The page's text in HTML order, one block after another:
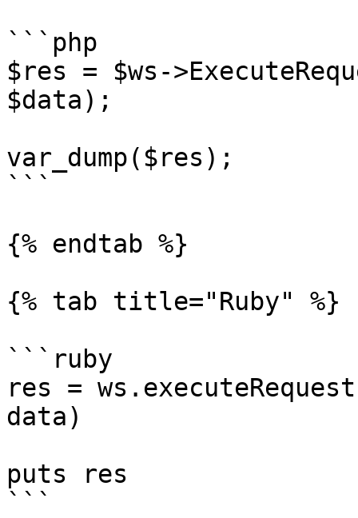
```php
$res = $ws-
$data);
var_dump($res);
```
{% endtab %}
{% tab title="Ruby" %}
```ruby
res =
data)
puts res
```